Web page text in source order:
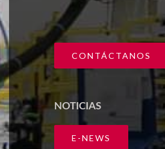
CONTÁCTANOS
NOTICIAS
E-NEWS